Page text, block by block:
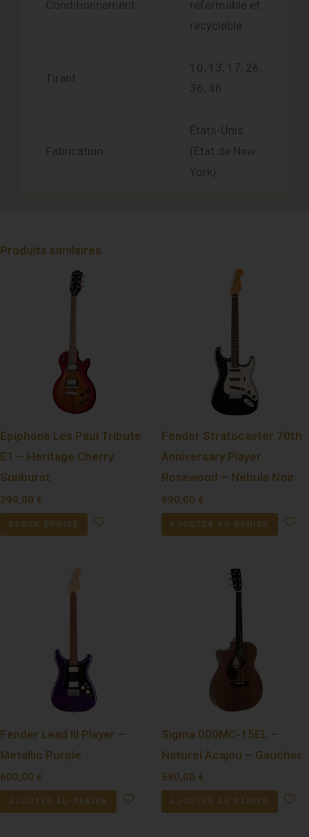
Conditionnement
refermable et
recyclable
Tirant
10, 13, 17, 26,
36, 46
Fabrication
États-Unis
(État de New
York)
Produits similaires
Epiphone Les Paul Tribute
E1 – Heritage Cherry
Sunburst
299,00 €
STOCK ÉPUISÉ
Fender Stratocaster 70th
Anniversary Player
Rosewood – Nebula Noir
990,00 €
AJOUTER AU PANIER
Fender Lead III Player –
Metallic Purple
600,00 €
AJOUTER AU PANIER
Sigma 000MC-15EL –
Naturel Acajou – Gaucher
590,00 €
AJOUTER AU PANIER